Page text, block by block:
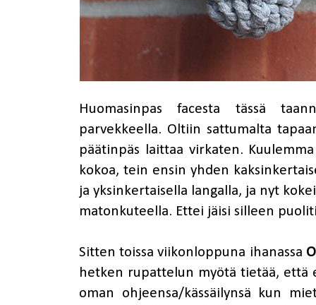
Huomasinpas facesta tässä
parvekkeella. Oltiin sattumalta
päätinpäs laittaa virkaten.
kokoa, tein ensin yhden
ja yksinkertaisella langalla, ja nyt
matonkuteella. Ettei jäisi silleen
Sitten toissa viikonloppuna ihanassa
hetken rupattelun myötä tietää, että
oman ohjeensa/kässäilynsä kun